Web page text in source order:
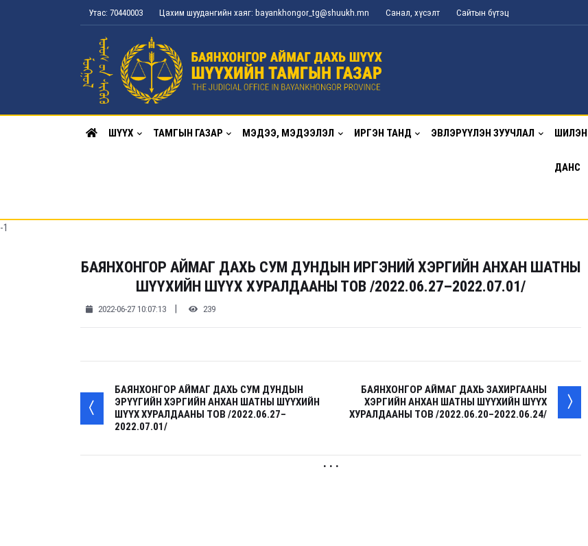
Утас: 70440003 Цахим шуудангийн хаяг: bayankhongor_tg@shuukh.mn Санал, хүсэлт Сайтын бүтэц
ШҮҮХ ТАМГЫН ГАЗАР МЭДЭЭ, МЭДЭЭЛЭЛ ИРГЭН ТАНД ЭВЛЭРҮҮЛЭН ЗУУЧЛАЛ ШИЛЭН
ДАНС
-1
БАЯНХОНГОР АЙМАГ ДАХЬ СУМ ДУНДЫН ИРГЭНИЙ ХЭРГИЙН АНХАН ШАТНЫ
ШҮҮХИЙН ШҮҮХ ХУРАЛДААНЫ ТОВ /2022.06.27–2022.07.01/
2022-06-27 10:07:13 | 239
БАЯНХОНГОР АЙМАГ ДАХЬ СУМ ДУНДЫН
ЭРҮҮГИЙН ХЭРГИЙН АНХАН ШАТНЫ ШҮҮХИЙН
ШҮҮХ ХУРАЛДААНЫ ТОВ /2022.06.27–
2022.07.01/
БАЯНХОНГОР АЙМАГ ДАХЬ ЗАХИРГААНЫ
ХЭРГИЙН АНХАН ШАТНЫ ШҮҮХИЙН ШҮҮХ
ХУРАЛДААНЫ ТОВ /2022.06.20–2022.06.24/
. . .